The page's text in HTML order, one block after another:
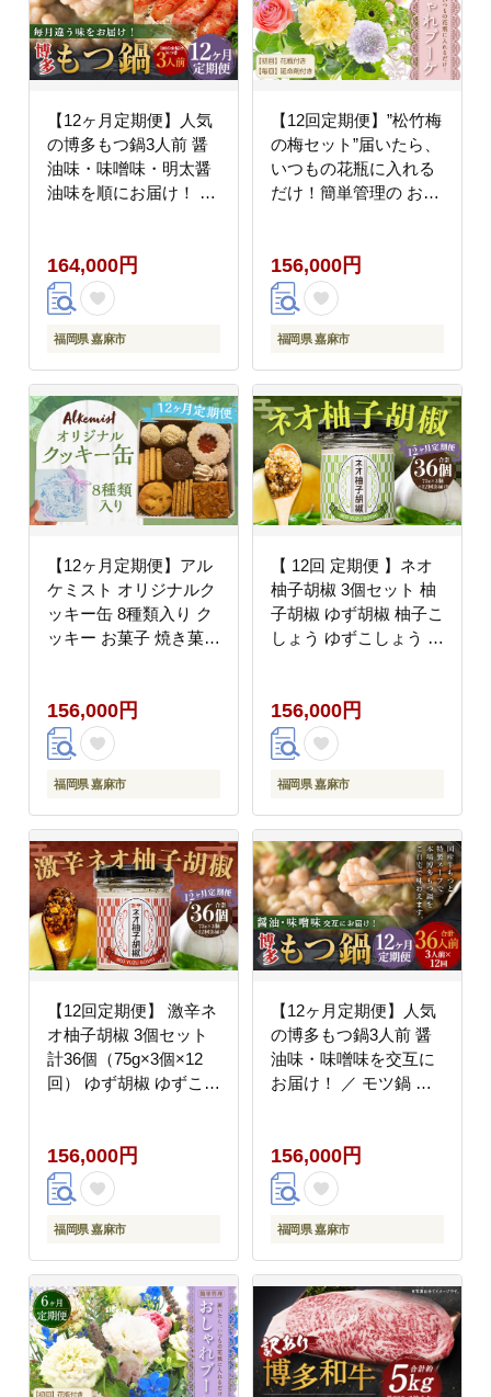
【12ヶ月定期便】人気
の博多もつ鍋3人前 醤
油味・味噌味・明太醤
油味を順にお届け！ ／
164,000円
福岡県 嘉麻市
【12回定期便】”松竹梅
の梅セット”届いたら、
いつもの花瓶に入れる
だけ！簡単管理の おし
き！！ 花 生花 花束
156,000円
福岡県 嘉麻市
【12ヶ月定期便】アル
ケミスト オリジナルク
ッキー缶 8種類入り ク
ッキー お菓子 焼き菓子
156,000円
福岡県 嘉麻市
【 12回 定期便 】ネオ
柚子胡椒 3個セット 柚
子胡椒 ゆず胡椒 柚子こ
しょう ゆずこしょう 柚
156,000円
福岡県 嘉麻市
【12回定期便】 激辛ネ
オ柚子胡椒 3個セット
計36個（75g×3個×12
回） ゆず胡椒 ゆずこし
常温
156,000円
福岡県 嘉麻市
【12ヶ月定期便】人気
の博多もつ鍋3人前 醤
油味・味噌味を交互に
お届け！ ／ モツ鍋 牛
156,000円
福岡県 嘉麻市